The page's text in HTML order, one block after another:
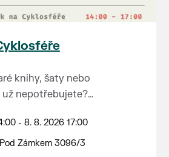
knihy, šaty nebo
už nepotřebujete?
cokoliv jiného?
staré sbírky, která
- 8. 8. 2026 17:00
Zámkem 3096/3